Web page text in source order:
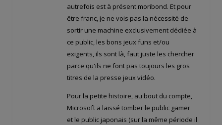
autrefois est à présent moribond. Et pour
être franc, je ne vois pas la nécessité de
sortir une machine exclusivement dédiée à
ce public, les bons jeux funs et/ou
exigents, ils sont là, faut juste les chercher
parce qu'ils ne font pas toujours les gros
titres de la presse jeux vidéo.
Pour la petite histoire, au bout du compte,
Microsoft a laissé tomber le public gamer
et le public japonais (sur la même période il